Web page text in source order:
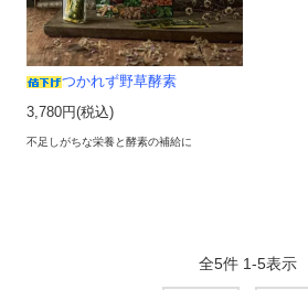
つかれず野草酵素
3,780円(税込)
不足しがちな栄養と酵素の補給に
全5件 1-5表示